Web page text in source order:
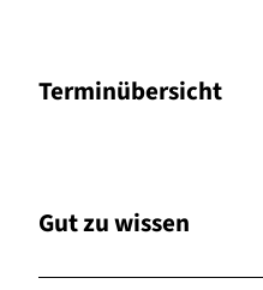
Terminübersicht
Gut zu wissen